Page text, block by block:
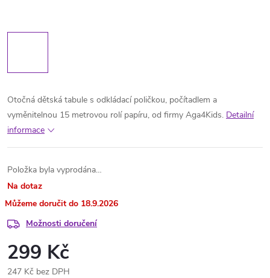
Otočná dětská tabule s odkládací poličkou, počítadlem a
vyměnitelnou 15 metrovou rolí papíru, od firmy Aga4Kids. Detailní
informace
Položka byla vyprodána…
Na dotaz
18.9.2026
Možnosti doručení
299 Kč
247 Kč bez DPH